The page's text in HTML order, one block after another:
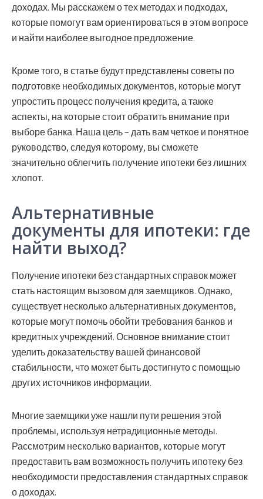
доходах. Мы расскажем о тех методах и подходах,
которые помогут вам ориентироваться в этом вопросе
и найти наиболее выгодное предложение.
Кроме того, в статье будут представлены советы по
подготовке необходимых документов, которые могут
упростить процесс получения кредита, а также
аспекты, на которые стоит обратить внимание при
выборе банка. Наша цель – дать вам четкое и понятное
руководство, следуя которому, вы сможете
значительно облегчить получение ипотеки без лишних
хлопот.
Альтернативные
документы для ипотеки: где
найти выход?
Получение ипотеки без стандартных справок может
стать настоящим вызовом для заемщиков. Однако,
существует несколько альтернативных документов,
которые могут помочь обойти требования банков и
кредитных учреждений. Основное внимание стоит
уделить доказательству вашей финансовой
стабильности, что может быть достигнуто с помощью
других источников информации.
Многие заемщики уже нашли пути решения этой
проблемы, используя нетрадиционные методы.
Рассмотрим несколько вариантов, которые могут
предоставить вам возможность получить ипотеку без
необходимости предоставления стандартных справок
о доходах.